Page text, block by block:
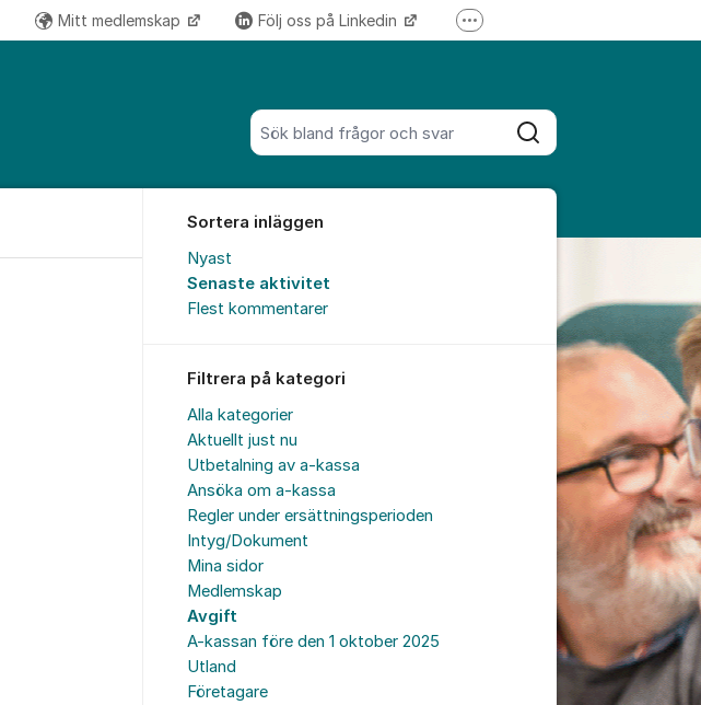
Sök bland alla inlägg
Sök
Mitt medlemskap Följ oss på Linkedin Fler supportlänkar
Sortera inläggen
Nyast
Senaste aktivitet
Flest kommentarer
Filtrera på kategori
Alla kategorier
Aktuellt just nu
Utbetalning av a-kassa
Ansöka om a-kassa
Regler under ersättningsperioden
Intyg/Dokument
Mina sidor
Medlemskap
Avgift
A-kassan före den 1 oktober 2025
Utland
Företagare